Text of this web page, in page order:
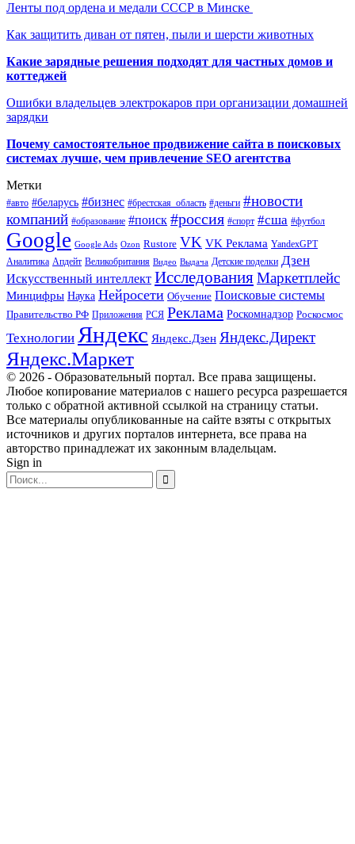
Ленты под ордена и медали СССР в Минске
Как защитить диван от пятен, пыли и шерсти животных
Какие зарядные решения подходят для частных домов и
коттеджей
Ошибки владельцев электрокаров при организации домашней
зарядки
Почему самостоятельное продвижение сайта в поисковых
системах лучше, чем привлечение SEO агентства
Метки
#авто #беларусь #бизнес #брестская_область #деньги #новости
компаний #образование #поиск #россия #спорт #сша #футбол
Google Google Ads Ozon Rustore VK VK Реклама YandexGPT
Аналитика Апдейт Великобритания Видео Выдача Детские поделки Дзен
Искусственный интеллект ИсследованияМаркетплейс
Минцифры Наука Нейросети Обучение Поисковые системы
Правительство РФ Приложения РСЯ Реклама Роскомнадзор Роскосмос
Технологии Яндекс Яндекс.Дзен Яндекс.Директ
Яндекс.Маркет
© 2026 - Образовательный портал. Все права защищены.
Любое копирование материалов с нашего ресурса разрешается
только с обратной активной ссылкой на страницу статьи.
Все материалы опубликованные на сайте взяты с открытых
источников и других порталов интернета, все права на
авторство принадлежат их законным владельцам.
Sign in